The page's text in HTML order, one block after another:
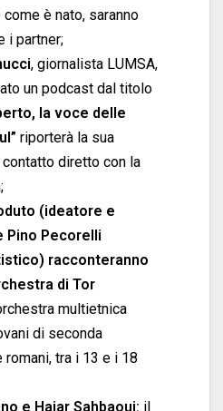
è nato, saranno
i partner;
, giornalista LUMSA,
un podcast dal titolo
la voce delle
riporterà la sua
diretto con la
(ideatore e
Pino Pecorelli
racconteranno
di Tor
multietnica
di seconda
romani, tra i 13 e i 18
e Hajar Sahbaoui: il